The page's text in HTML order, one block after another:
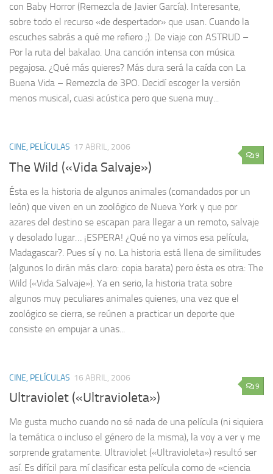
con Baby Horror (Remezcla de Javier García). Interesante,
sobre todo el recurso «de despertador» que usan. Cuando la
escuches sabrás a qué me refiero ;). De viaje con ASTRUD –
Por la ruta del bakalao. Una canción intensa con música
pegajosa. ¿Qué más quieres? Más dura será la caída con La
Buena Vida – Remezcla de 3PO. Decidí escoger la versión
menos musical, cuasi acústica pero que suena muy...
9
CINE, PELÍCULAS 17 ABRIL, 2006
The Wild («Vida Salvaje»)
Ésta es la historia de algunos animales (comandados por un
león) que viven en un zoológico de Nueva York y que por
azares del destino se escapan para llegar a un remoto, salvaje
y desolado lugar… ¡ESPERA! ¿Qué no ya vimos esa película,
Madagascar?. Pues sí y no. La historia está llena de similitudes
(algunos lo dirán más claro: copia barata) pero ésta es otra: The
Wild («Vida Salvaje»). Ya en serio, la historia trata sobre
algunos muy peculiares animales quienes, una vez que el
zoológico se cierra, se reúnen a practicar un deporte que
consiste en empujar a unas...
9
CINE, PELÍCULAS 16 ABRIL, 2006
Ultraviolet («Ultravioleta»)
Me gusta mucho cuando no sé nada de una película (ni siquiera
la temática o incluso el género de la misma), la voy a ver y me
sorprende gratamente. Ultraviolet («Ultravioleta») resultó ser
así. Es difícil para mí clasificar esta película como de «ciencia